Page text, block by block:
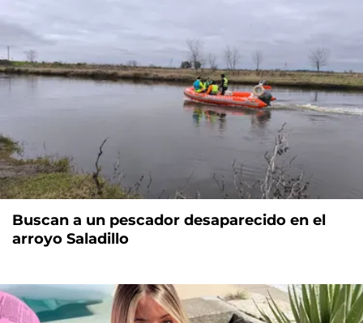
Buscan a un pescador desaparecido en el
arroyo Saladillo